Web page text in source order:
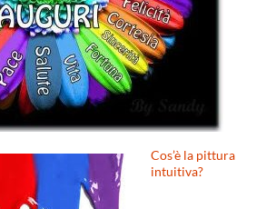
Cos’è la pittura
intuitiva?